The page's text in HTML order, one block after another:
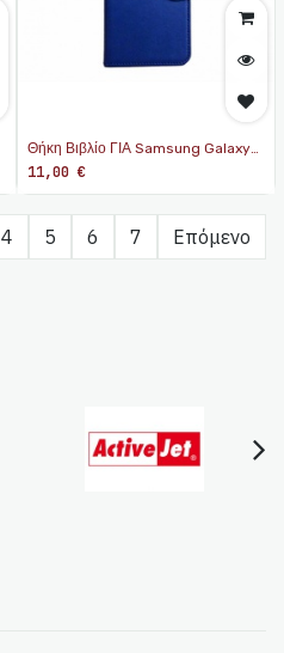
Θήκη Βιβλίο ΓΙΑ Samsung Galaxy
A53 5G Μπλε
11,00 €
4 5 6 7 Επόμενο